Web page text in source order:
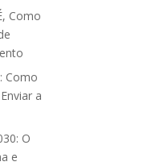
Como
Como
a
O
e